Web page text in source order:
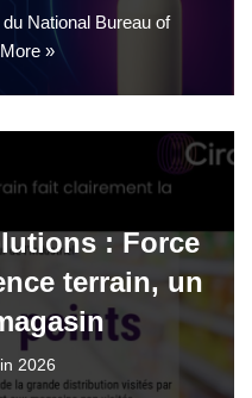
National Bureau of
»
: Force
terrain, un
2026